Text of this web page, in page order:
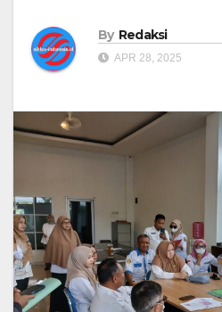
By Redaksi
APR 28, 2025